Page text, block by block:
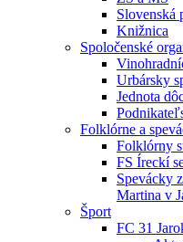
Slovenská
Knižnica
Spoločenské
Urbársky
Jednota
Folklórne a
Folklórny
FS Íreckí
Spevácky
Martina v
Šport
FC 31